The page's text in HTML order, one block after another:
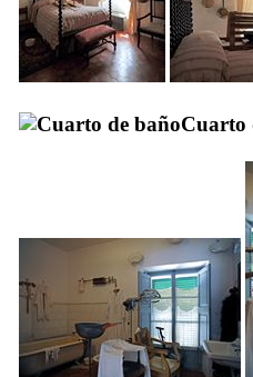
Cuarto